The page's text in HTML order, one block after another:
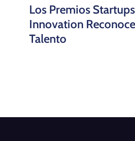
Los Premios
Innovation
Talento